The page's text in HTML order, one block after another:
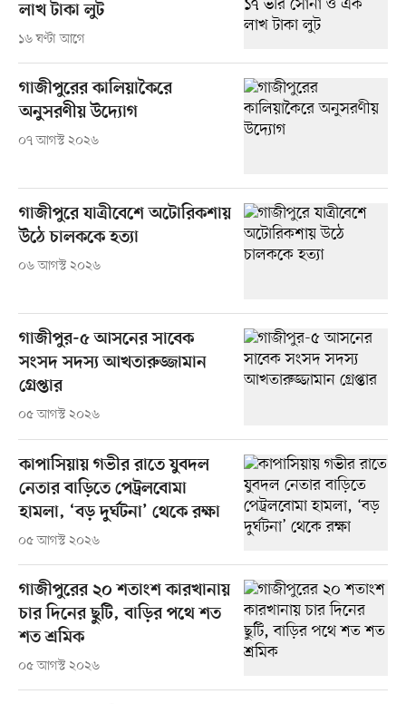
লাখ টাকা লুট
১৬ ঘণ্টা আগে
গাজীপুরের কালিয়াকৈরে
অনুসরণীয় উদ্যোগ
০৭ আগস্ট ২০২৬
গাজীপুরে যাত্রীবেশে অটোরিকশায়
উঠে চালককে হত্যা
০৬ আগস্ট ২০২৬
গাজীপুর-৫ আসনের সাবেক
সংসদ সদস্য আখতারুজ্জামান
গ্রেপ্তার
০৫ আগস্ট ২০২৬
কাপাসিয়ায় গভীর রাতে যুবদল
নেতার বাড়িতে পেট্রলবোমা
হামলা, ‘বড় দুর্ঘটনা’ থেকে রক্ষা
০৫ আগস্ট ২০২৬
গাজীপুরের ২০ শতাংশ কারখানায়
চার দিনের ছুটি, বাড়ির পথে শত
শত শ্রমিক
০৫ আগস্ট ২০২৬